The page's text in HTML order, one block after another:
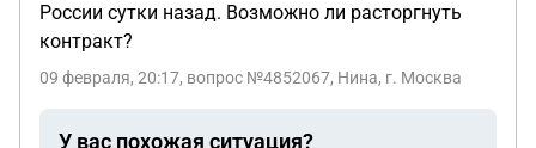
России сутки назад. Возможно ли расторгнуть
контракт?
09 февраля, 20:17, вопрос №4852067, Нина, г. Москва
У вас похожая ситуация?